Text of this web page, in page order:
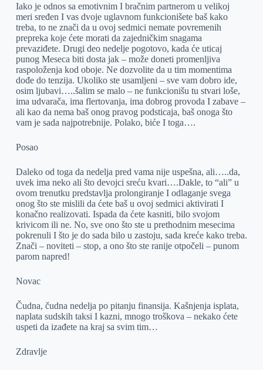
Iako je odnos sa emotivnim I bračnim partnerom u velikoj
meri sređen I vas dvoje uglavnom funkcionišete baš kako
treba, to ne znači da u ovoj sedmici nemate povremenih
prepreka koje ćete morati da zajedničkim snagama
prevaziđete. Drugi deo nedelje pogotovo, kada će uticaj
punog Meseca biti dosta jak – može doneti promenljiva
raspoloženja kod oboje. Ne dozvolite da u tim momentima
dođe do tenzija. Ukoliko ste usamljeni – sve vam dobro ide,
osim ljubavi…..šalim se malo – ne funkcionišu tu stvari loše,
ima udvarača, ima flertovanja, ima dobrog provoda I zabave –
ali kao da nema baš onog pravog podsticaja, baš onoga što
vam je sada najpotrebnije. Polako, biće I toga….
Posao
Daleko od toga da nedelja pred vama nije uspešna, ali…..da,
uvek ima neko ali što devojci sreću kvari….Dakle, to “ali” u
ovom trenutku predstavlja prolongiranje I odlaganje svega
onog što ste mislili da ćete baš u ovoj sedmici aktivirati I
konačno realizovati. Ispada da ćete kasniti, bilo svojom
krivicom ili ne. No, sve ono što ste u prethodnim mesecima
pokrenuli I što je do sada bilo u zastoju, sada kreće kako treba.
Znači – noviteti – stop, a ono što ste ranije otpočeli – punom
parom napred!
Novac
Čudna, čudna nedelja po pitanju finansija. Kašnjenja isplata,
naplata sudskih taksi I kazni, mnogo troškova – nekako ćete
uspeti da izađete na kraj sa svim tim…
Zdravlje